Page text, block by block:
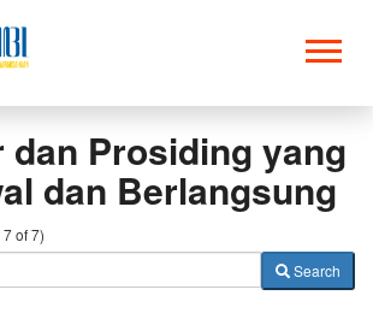
dan Prosiding yang
dan Berlangsung
of 7)
Search